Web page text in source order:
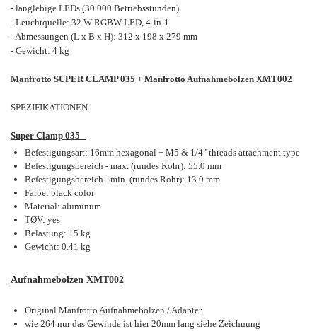
- langlebige LEDs (30.000 Betriebsstunden)
- Leuchtquelle: 32 W RGBW LED, 4-in-1
- Abmessungen (L x B x H): 312 x 198 x 279 mm
- Gewicht: 4 kg
Manfrotto SUPER CLAMP 035 + Manfrotto Aufnahmebolzen XMT002
SPEZIFIKATIONEN
Super Clamp 035
Befestigungsart: 16mm hexagonal + M5 & 1/4" threads attachment type
Befestigungsbereich - max. (rundes Rohr): 55.0 mm
Befestigungsbereich - min. (rundes Rohr): 13.0 mm
Farbe: black color
Material: aluminum
TØV: yes
Belastung: 15 kg
Gewicht: 0.41 kg
Aufnahmebolzen XMT002
Original Manfrotto Aufnahmebolzen / Adapter
wie 264 nur das Gewinde ist hier 20mm lang siehe Zeichnung